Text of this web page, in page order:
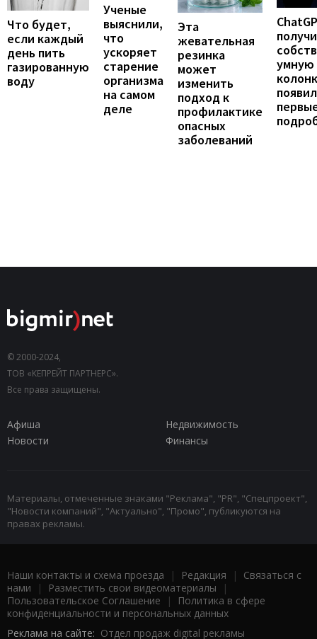
Что будет,
если каждый
день пить
газированную
воду
Ученые
выяснили,
что
ускоряет
старение
организма
на самом
деле
Эта
жевательная
резинка
может
изменить
подход к
профилактике
опасных
заболеваний
умную
© 2000-2024,
ТОВ «КЕПРЕЙТ ПАРТНЕРС».
Все права защищены.
Афиша
Недвижимость
Новости
Финансы
Материалы, отмеченные знаками "Реклама", "PR", "Спецпроект",
"Новости компаний", "Актуально", "Промо", публикуются на
правах рекламы.
Наши контакты и схема проезда | Редакция | Связаться с
нами | Разместить свои видеоматериалы |
Пользовательское Соглашение |
Политика в сфере
конфиденциальности и персональных данных
Реклама на сайте: Отдел продаж digital рекламы